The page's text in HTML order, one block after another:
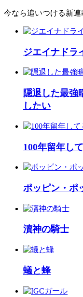
今なら追いつける新連
ジエイナドラ
隠退した最強
したい
100年留年し
ポッピン・ポ
瀆神の騎士
蟻と蜂